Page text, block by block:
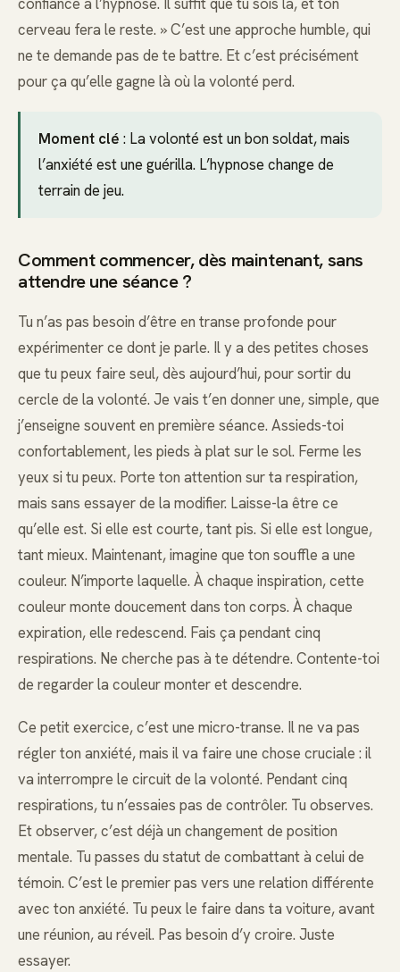
cerveau fera le reste. » C’est une approche humble, qui
ne te demande pas de te battre. Et c’est précisément
pour ça qu’elle gagne là où la volonté perd.
Moment clé : La volonté est un bon soldat, mais
l’anxiété est une guérilla. L’hypnose change de
terrain de jeu.
Comment commencer, dès maintenant, sans
attendre une séance ?
Tu n’as pas besoin d’être en transe profonde pour
expérimenter ce dont je parle. Il y a des petites choses
que tu peux faire seul, dès aujourd’hui, pour sortir du
cercle de la volonté. Je vais t’en donner une, simple, que
j’enseigne souvent en première séance. Assieds-toi
confortablement, les pieds à plat sur le sol. Ferme les
yeux si tu peux. Porte ton attention sur ta respiration,
mais sans essayer de la modifier. Laisse-la être ce
qu’elle est. Si elle est courte, tant pis. Si elle est longue,
tant mieux. Maintenant, imagine que ton souffle a une
couleur. N’importe laquelle. À chaque inspiration, cette
couleur monte doucement dans ton corps. À chaque
expiration, elle redescend. Fais ça pendant cinq
respirations. Ne cherche pas à te détendre. Contente-toi
de regarder la couleur monter et descendre.
Ce petit exercice, c’est une micro-transe. Il ne va pas
régler ton anxiété, mais il va faire une chose cruciale : il
va interrompre le circuit de la volonté. Pendant cinq
respirations, tu n’essaies pas de contrôler. Tu observes.
Et observer, c’est déjà un changement de position
mentale. Tu passes du statut de combattant à celui de
témoin. C’est le premier pas vers une relation différente
avec ton anxiété. Tu peux le faire dans ta voiture, avant
une réunion, au réveil. Pas besoin d’y croire. Juste
essayer.